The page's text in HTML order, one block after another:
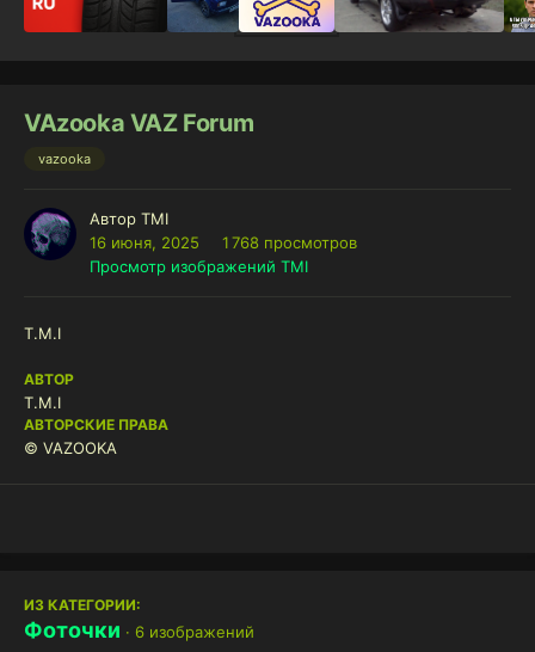
VAzooka VAZ Forum
vazooka
Автор TMI
16 июня, 2025
1 768 просмотров
Просмотр изображений TMI
T.M.I
АВТОР
T.M.I
АВТОРСКИЕ ПРАВА
© VAZOOKA
ИЗ КАТЕГОРИИ:
Фоточки · 6 изображений